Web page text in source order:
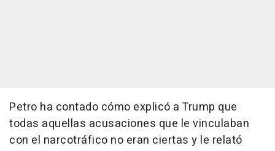
Petro ha contado cómo explicó a Trump que
todas aquellas acusaciones que le vinculaban
con el narcotráfico no eran ciertas y le relató